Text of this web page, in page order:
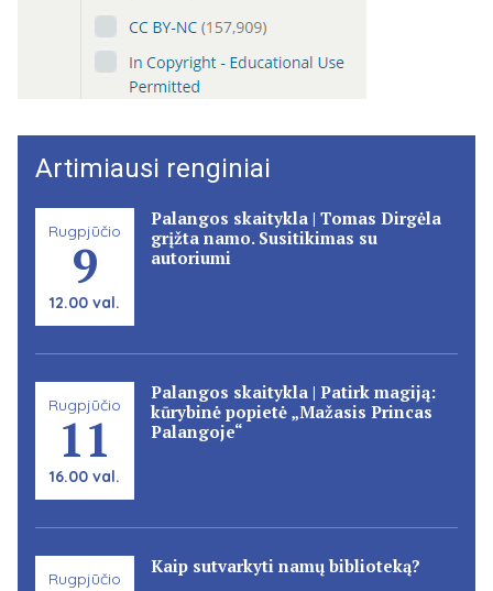
Artimiausi renginiai
Rugpjūčio
9
12.00 val.
Palangos skaitykla | Tomas Dirgėla
grįžta namo. Susitikimas su
autoriumi
Rugpjūčio
11
16.00 val.
Palangos skaitykla | Patirk magiją:
kūrybinė popietė „Mažasis Princas
Palangoje“
Rugpjūčio
Kaip sutvarkyti namų biblioteką?